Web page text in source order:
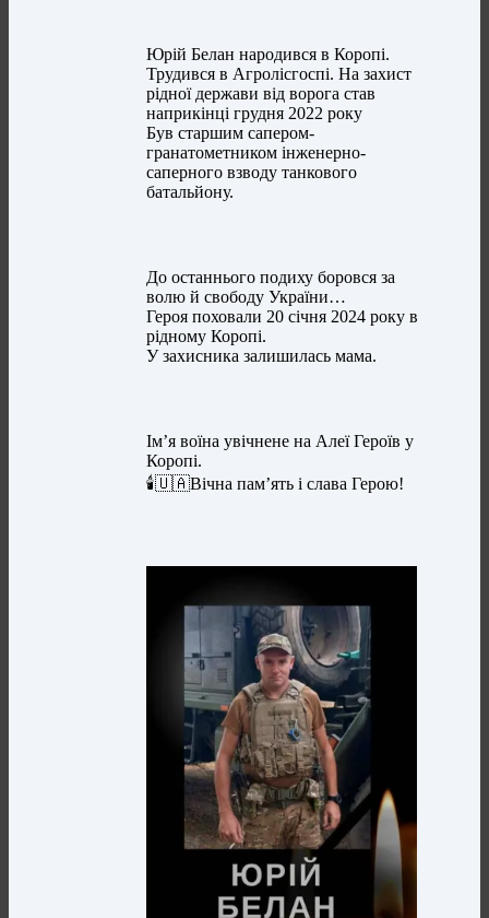
Юрій Белан народився в Коропі.
Трудився в Агролісгоспі. На захист
рідної держави від ворога став
наприкінці грудня 2022 року
Був старшим сапером-
гранатометником інженерно-
саперного взводу танкового
батальйону.
До останнього подиху боровся за
волю й свободу України…
Героя поховали 20 січня 2024 року в
рідному Коропі.
У захисника залишилась мама.
Ім’я воїна увічнене на Алеї Героїв у
Коропі.
🕯️🇺🇦Вічна пам’ять і слава Герою!